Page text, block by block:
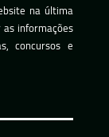
na última
informações
concursos e